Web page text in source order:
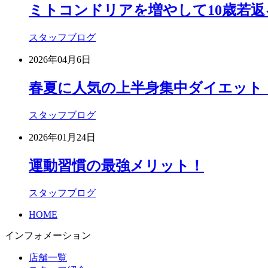
ミトコンドリアを増やして10歳若
スタッフブログ
2026年04月6日
春夏に人気の上半身集中ダイエット
スタッフブログ
2026年01月24日
運動習慣の最強メリット！
スタッフブログ
HOME
インフォメーション
店舗一覧